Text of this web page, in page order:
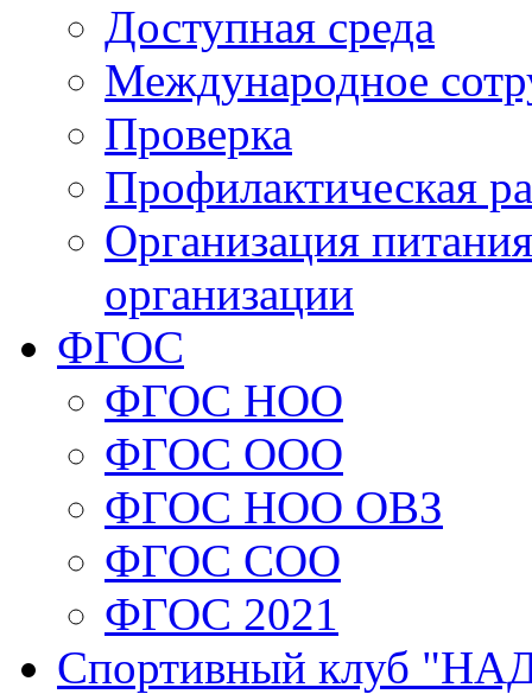
Доступная среда
Международное
Проверка
Профилактическая
Организация
организации
ФГОС
ФГОС НОО
ФГОС ООО
ФГОС НОО ОВЗ
ФГОС СОО
ФГОС 2021
Спортивный клуб